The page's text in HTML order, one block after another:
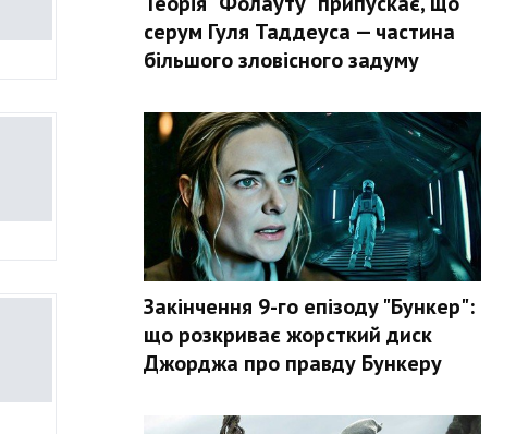
серум Гуля Таддеуса — частина
більшого зловісного задуму
Закінчення 9-го епізоду "Бункер":
що розкриває жорсткий диск
Джорджа про правду Бункеру